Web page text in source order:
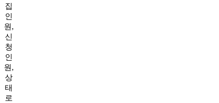
집
인
원,
신
청
인
원,
상
태
로